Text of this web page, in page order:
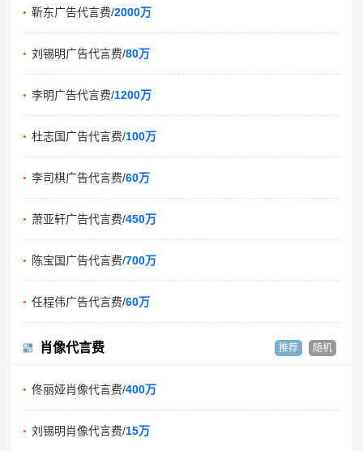
靳东广告代言费/2000万
刘锡明广告代言费/80万
李明广告代言费/1200万
杜志国广告代言费/100万
李司棋广告代言费/60万
萧亚轩广告代言费/450万
陈宝国广告代言费/700万
任程伟广告代言费/60万
肖像代言费 推荐 随机
佟丽娅肖像代言费/400万
刘锡明肖像代言费/15万